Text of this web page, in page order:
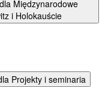
Międzynarodowe
i Holokauście
Projekty i seminaria